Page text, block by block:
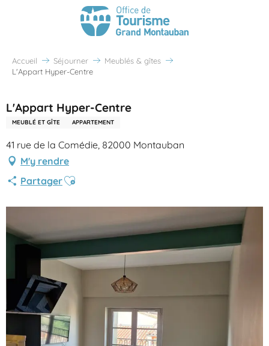
Accueil Séjourner
Meublés & gîtes
L'Appart Hyper-Centre
L'Appart Hyper-Centre
MEUBLÉ ET GÎTE APPARTEMENT
41 rue de la Comédie, 82000 Montauban
M'y rendre
PartagerAjouter aux favoris